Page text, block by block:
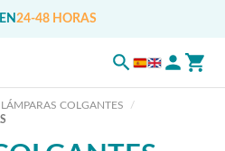
24-48 HORAS
LÁMPARAS COLGANTES